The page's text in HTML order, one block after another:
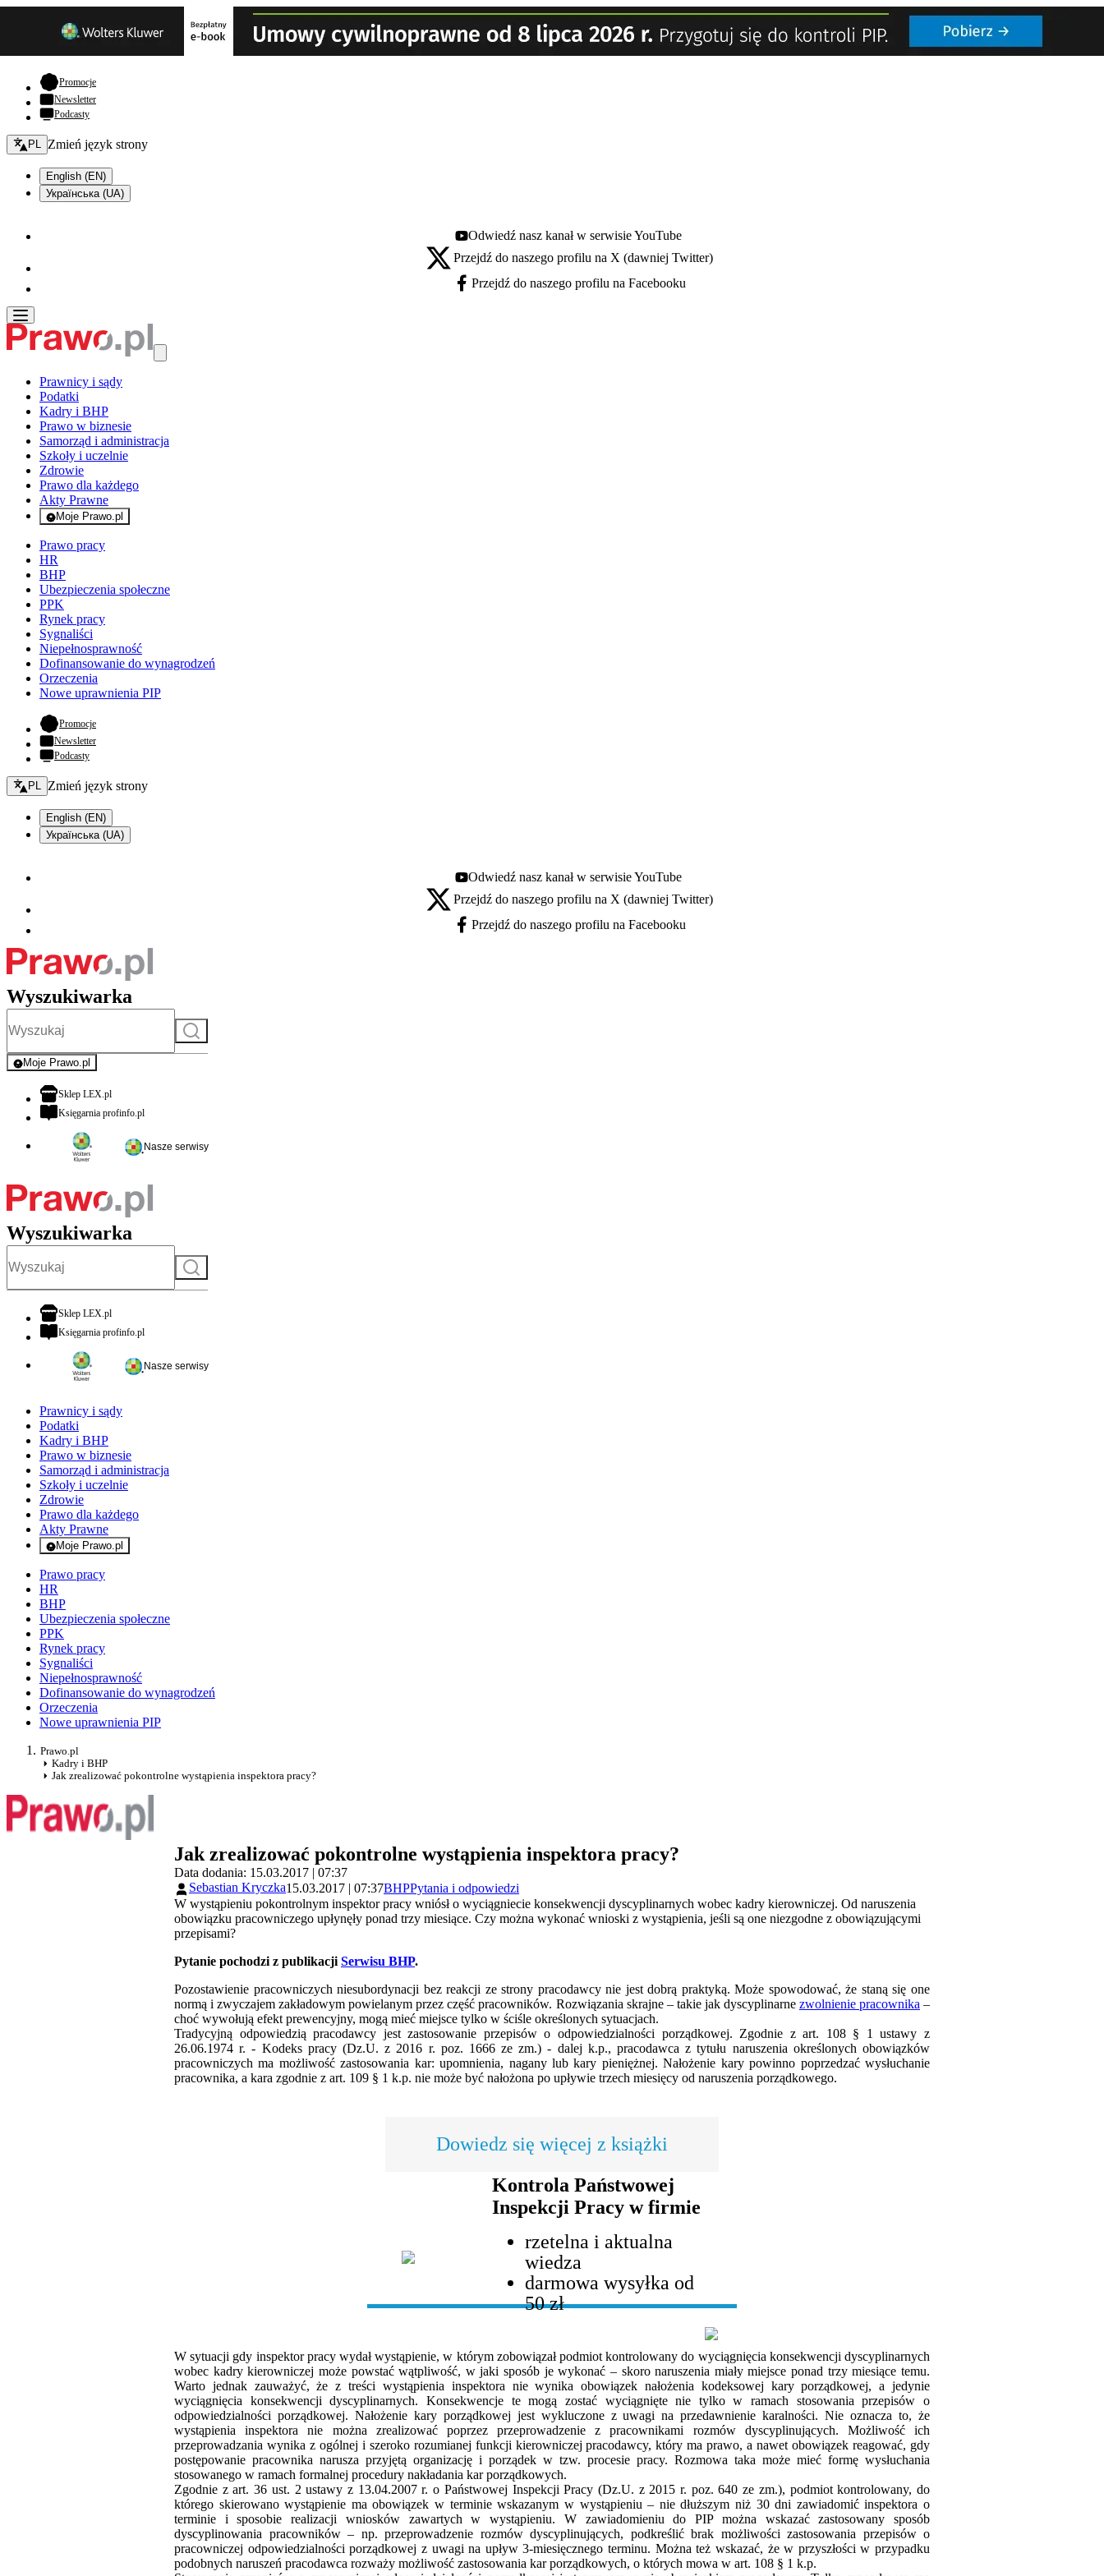
Promocje- otwiera się w nowej karcie
Newsletter
Podcasty
Zmień język - bieżący:
PL Zmień język strony
English (EN)
Українська (UA)
Youtube - otwiera się w nowej karcie
Odwiedź nasz kanał w serwisie YouTube
X - otwiera się w nowej karcie
Przejdź do naszego profilu na X (dawniej Twitter)
Facebook - otwiera się w nowej karcie
Przejdź do naszego profilu na Facebooku
Prawnicy i sądy
Podatki
Kadry i BHP
Prawo w biznesie
Samorząd i administracja
Szkoły i uczelnie
Zdrowie
Prawo dla każdego
Akty Prawne
Moje Prawo.pl
- rejestracja i logowanie do serwisu
Prawo pracy
HR
BHP
Ubezpieczenia społeczne
PPK
Rynek pracy
Sygnaliści
Niepełnosprawność
Dofinansowanie do wynagrodzeń
Orzeczenia
Nowe uprawnienia PIP
Promocje- otwiera się w nowej karcie
Newsletter
Podcasty
Zmień język - bieżący:
PL Zmień język strony
English (EN)
Українська (UA)
Youtube - otwiera się w nowej karcie
Odwiedź nasz kanał w serwisie YouTube
X - otwiera się w nowej karcie
Przejdź do naszego profilu na X (dawniej Twitter)
Facebook - otwiera się w nowej karcie
Przejdź do naszego profilu na Facebooku
Wyszukiwarka
Szukaj
Moje Prawo.pl
- rejestracja i logowanie do serwisu
Sklep LEX.plotwiera się w nowej karcie
Księgarnia profinfo.plotwiera się w nowej karcie
Nasze serwisy
Wyszukiwarka
Szukaj
Sklep LEX.plotwiera się w nowej karcie
Księgarnia profinfo.plotwiera się w nowej karcie
Nasze serwisy
Prawnicy i sądy
Podatki
Kadry i BHP
Prawo w biznesie
Samorząd i administracja
Szkoły i uczelnie
Zdrowie
Prawo dla każdego
Akty Prawne
Moje Prawo.pl
- rejestracja i logowanie do serwisu
Prawo pracy
HR
BHP
Ubezpieczenia społeczne
PPK
Rynek pracy
Sygnaliści
Niepełnosprawność
Dofinansowanie do wynagrodzeń
Orzeczenia
Nowe uprawnienia PIP
Prawo.pl
Kadry i BHP
Jak zrealizować pokontrolne wystąpienia inspektora pracy?
Jak zrealizować pokontrolne wystąpienia inspektora pracy?
Data dodania: 15.03.2017 | 07:37
Sebastian Kryczka15.03.2017 | 07:37BHPPytania i odpowiedzi
W wystąpieniu pokontrolnym inspektor pracy wniósł o wyciągniecie konsekwencji dyscyplinarnych wobec kadry kierowniczej. Od naruszenia
obowiązku pracowniczego upłynęły ponad trzy miesiące. Czy można wykonać wnioski z wystąpienia, jeśli są one niezgodne z obowiązującymi
przepisami?
Pytanie pochodzi z publikacji Serwisu BHP.
Pozostawienie pracowniczych niesubordynacji bez reakcji ze strony pracodawcy nie jest dobrą praktyką. Może spowodować, że staną się one
normą i zwyczajem zakładowym powielanym przez część pracowników. Rozwiązania skrajne – takie jak dyscyplinarne zwolnienie pracownika –
choć wywołują efekt prewencyjny, mogą mieć miejsce tylko w ściśle określonych sytuacjach.
Tradycyjną odpowiedzią pracodawcy jest zastosowanie przepisów o odpowiedzialności porządkowej. Zgodnie z art. 108 § 1 ustawy z
26.06.1974 r. - Kodeks pracy (Dz.U. z 2016 r. poz. 1666 ze zm.) - dalej k.p., pracodawca z tytułu naruszenia określonych obowiązków
pracowniczych ma możliwość zastosowania kar: upomnienia, nagany lub kary pieniężnej. Nałożenie kary powinno poprzedzać wysłuchanie
pracownika, a kara zgodnie z art. 109 § 1 k.p. nie może być nałożona po upływie trzech miesięcy od naruszenia porządkowego.
Dowiedz się więcej z książki
Kontrola Państwowej
Inspekcji Pracy w firmie
rzetelna i aktualna
wiedza
darmowa wysyłka od
50 zł
W sytuacji gdy inspektor pracy wydał wystąpienie, w którym zobowiązał podmiot kontrolowany do wyciągnięcia konsekwencji dyscyplinarnych
wobec kadry kierowniczej może powstać wątpliwość, w jaki sposób je wykonać – skoro naruszenia miały miejsce ponad trzy miesiące temu.
Warto jednak zauważyć, że z treści wystąpienia inspektora nie wynika obowiązek nałożenia kodeksowej kary porządkowej, a jedynie
wyciągnięcia konsekwencji dyscyplinarnych. Konsekwencje te mogą zostać wyciągnięte nie tylko w ramach stosowania przepisów o
odpowiedzialności porządkowej. Nałożenie kary porządkowej jest wykluczone z uwagi na przedawnienie karalności. Nie oznacza to, że
wystąpienia inspektora nie można zrealizować poprzez przeprowadzenie z pracownikami rozmów dyscyplinujących. Możliwość ich
przeprowadzania wynika z ogólnej i szeroko rozumianej funkcji kierowniczej pracodawcy, który ma prawo, a nawet obowiązek reagować, gdy
postępowanie pracownika narusza przyjętą organizację i porządek w tzw. procesie pracy. Rozmowa taka może mieć formę wysłuchania
stosowanego w ramach formalnej procedury nakładania kar porządkowych.
Zgodnie z art. 36 ust. 2 ustawy z 13.04.2007 r. o Państwowej Inspekcji Pracy (Dz.U. z 2015 r. poz. 640 ze zm.), podmiot kontrolowany, do
którego skierowano wystąpienie ma obowiązek w terminie wskazanym w wystąpieniu – nie dłuższym niż 30 dni zawiadomić inspektora o
terminie i sposobie realizacji wniosków zawartych w wystąpieniu. W zawiadomieniu do PIP można wskazać zastosowany sposób
dyscyplinowania pracowników – np. przeprowadzenie rozmów dyscyplinujących, podkreślić brak możliwości zastosowania przepisów o
pracowniczej odpowiedzialności porządkowej z uwagi na upływ 3-miesięcznego terminu. Można też wskazać, że w przyszłości w przypadku
podobnych naruszeń pracodawca rozważy możliwość zastosowania kar porządkowych, o których mowa w art. 108 § 1 k.p.